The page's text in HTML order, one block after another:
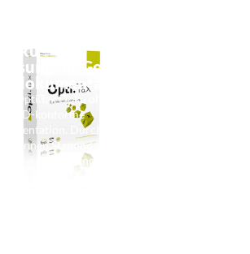
– die
für GoBD-
Opti.Tax Doku ohne großen Aufwand
GoBD-konforme
Durch die Schnittstelle zu
können Stammdaten direkt in die
verändert und bei Bedarf wieder